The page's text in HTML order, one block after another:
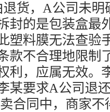
货，A公司未
封的是包装盒最
塑料膜无法查验
款不合理地限制
利，应属无效。
某要求A公司退
合同中，商家